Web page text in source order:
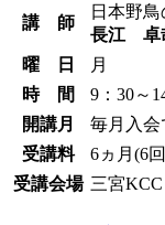
講 師
日本野
長江 卓
曜 日
月
時 間
9：30～
開講月
毎月入会
受講料
6ヵ月(6
受講会場 三宮KCC